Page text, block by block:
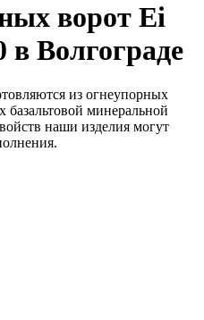
ворот Ei
в Волгограде
из огнеупорных
минеральной
наши изделия могут